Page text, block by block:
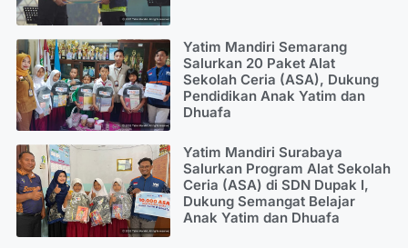
Yatim Mandiri Semarang
Salurkan 20 Paket Alat
Sekolah Ceria (ASA), Dukung
Pendidikan Anak Yatim dan
Dhuafa
Yatim Mandiri Surabaya
Salurkan Program Alat Sekolah
Ceria (ASA) di SDN Dupak I,
Dukung Semangat Belajar
Anak Yatim dan Dhuafa